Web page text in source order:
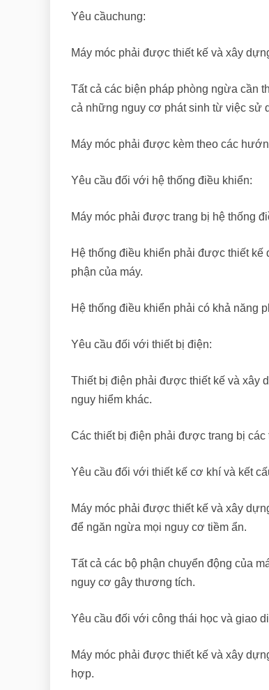
Yêu cầuchung:
Máy móc phải được thiết kế và xây
Tất cả các biện pháp phòng ngừa cần
cả những nguy cơ phát sinh từ việc sử
Máy móc phải được kèm theo các
Yêu cầu đối với hệ thống điều khiển:
Máy móc phải được trang bị hệ thống
Hệ thống điều khiển phải được thiết kế
phận của máy.
Hệ thống điều khiển phải có khả năng
Yêu cầu đối với thiết bị điện:
Thiết bị điện phải được thiết kế và xây
nguy hiểm khác.
Các thiết bị điện phải được trang bị
Yêu cầu đối với thiết kế cơ khí và kết
Máy móc phải được thiết kế và xây
để ngăn ngừa mọi nguy cơ tiềm ẩn.
Tất cả các bộ phận chuyển động của
nguy cơ gây thương tích.
Yêu cầu đối với công thái học và giao
Máy móc phải được thiết kế và xây
hợp.